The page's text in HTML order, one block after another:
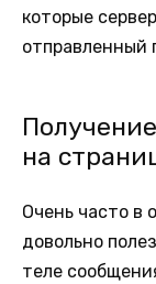
которые
отправленный
на
Очень часто в
довольно
теле